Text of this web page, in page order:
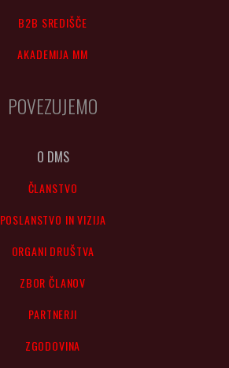
B2B SREDIŠČE
AKADEMIJA MM
POVEZUJEMO
O DMS
ČLANSTVO
POSLANSTVO IN VIZIJA
ORGANI DRUŠTVA
ZBOR ČLANOV
PARTNERJI
ZGODOVINA